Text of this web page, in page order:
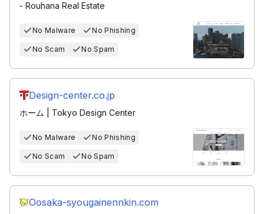
- Rouhana Real Estate
No Malware No Phishing
No Scam No Spam
Design-center.co.jp
ホーム | Tokyo Design Center
No Malware No Phishing
No Scam No Spam
Oosaka-syougainennkin.com